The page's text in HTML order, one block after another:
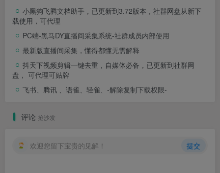
小黑狗飞腾文档助手，已更新到3.72版本，社群网盘从新下
载使用，可代理
PC端-黑马DY直播间采集系统-社群成员内部使用
最新版直播间采集，懂得都懂无需解释
抖天下视频剪辑一键去重，自媒体必备，已更新到社群网
盘， 可代理可贴牌
飞书、腾讯 、语雀、轻雀、-解除复制下载权限-
评论 抢沙发
欢迎您留下宝贵的见解！ 提交